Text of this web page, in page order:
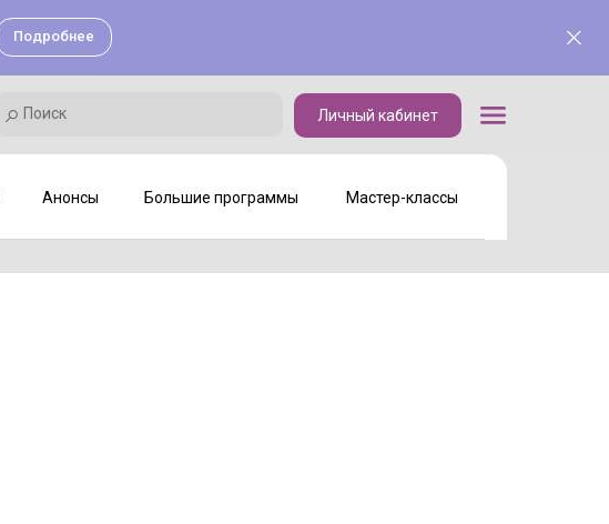
Подробнее
Личный кабинет
Поиск
Мастер-классы
Анонсы Большие программы
Поиск